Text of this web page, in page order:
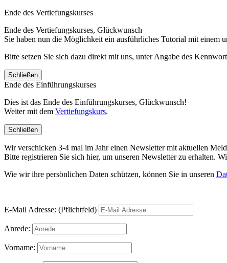
Ende des Vertiefungskurses
Ende des Vertiefungskurses, Glückwunsch
Sie haben nun die Möglichkeit ein ausführliches Tutorial mit einem
Bitte setzen Sie sich dazu direkt mit uns, unter Angabe des
Schließen
Ende des Einführungskurses
Dies ist das Ende des Einführungskurses, Glückwunsch!
Weiter mit dem Vertiefungskurs.
Schließen
Wir verschicken 3-4 mal im Jahr einen Newsletter mit aktuellen
Bitte registrieren Sie sich hier, um unseren Newsletter zu erhalten.
Wie wir ihre persönlichen Daten schützen, können Sie in unseren
E-Mail Adresse: (Pflichtfeld)
Anrede:
Vorname: